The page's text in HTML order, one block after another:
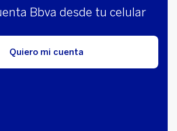
Bbva desde tu celular
Quiero mi cuenta